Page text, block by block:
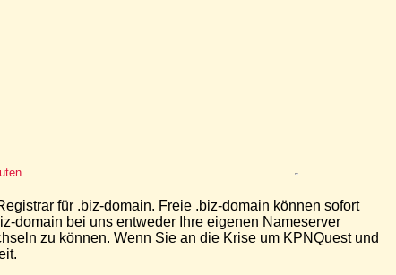
für .biz-domain. Freie .biz-domain können sofort
domain bei uns entweder Ihre eigenen Nameserver
zu können. Wenn Sie an die Krise um KPNQuest und